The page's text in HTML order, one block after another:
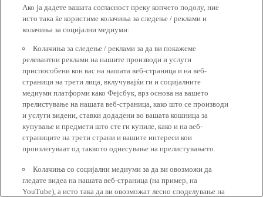
Ако ја дадете вашата согласност преку копчето подолу, ние
исто така ќе користиме колачиња за следење / реклами и
колачиња за социјални медиуми:
Колачиња за следење / реклами за да ви покажеме
релевантни реклами на нашите производи и услуги
приспособени кон вас на нашата веб-страница и на веб-
страници на трети лица, вклучувајќи ги и социјалните
медиуми платформи како Фејсбук, врз основа на вашето
прелистување на нашата веб-страница, како што се производи
и услуги видени, ставки додадени во вашата кошница за
купување и предмети што сте ги купиле, како и на веб-
страниците на трети страни и вашите интереси кои
произлегуваат од таквото однесување на прелистувањето.
Колачиња со социјални медиуми за да ви овозможи да
гледате видеа на нашата веб-страница (на пример, на
YouTube), а исто така да ви овозможат лесно споделување на